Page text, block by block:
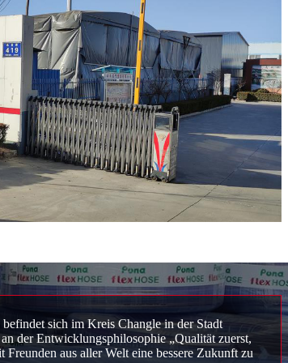
sich im Kreis Changle in der Stadt
der Entwicklungsphilosophie „Qualität zuerst,
aus aller Welt eine bessere Zukunft zu